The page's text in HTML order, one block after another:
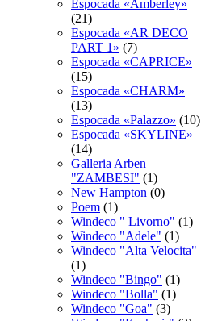
Espocadа «Amberley»
(21)
Espocadа «AR DECO
PART 1» (7)
Espocadа «CAPRICE»
(15)
Espocadа «CHARM»
(13)
Espocadа «Palazzo» (10)
Espocadа «SKYLINE»
(14)
Galleria Arben
"ZAMBESI" (1)
New Hampton (0)
Poem (1)
Windeco " Livorno" (1)
Windeco "Adele" (1)
Windeco "Alta Velocita"
(1)
Windeco "Bingo" (1)
Windeco "Bolla" (1)
Windeco "Goa" (3)